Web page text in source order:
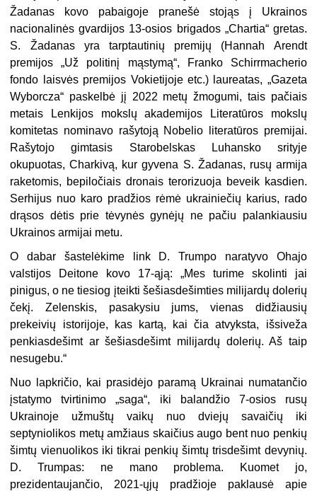
Žadanas kovo pabaigoje pranešė stojąs į Ukrainos
nacionalinės gvardijos 13-osios brigados „Chartia“ gretas.
S. Žadanas yra tarptautinių premijų (Hannah Arendt
premijos „Už politinį mąstymą“, Franko Schirrmacherio
fondo laisvės premijos Vokietijoje etc.) laureatas, „Gazeta
Wyborcza“ paskelbė jį 2022 metų žmogumi, tais pačiais
metais Lenkijos mokslų akademijos Literatūros mokslų
komitetas nominavo rašytoją Nobelio literatūros premijai.
Rašytojo gimtasis Starobelskas Luhansko srityje
okupuotas, Charkivą, kur gyvena S. Žadanas, rusų armija
raketomis, bepiločiais dronais terorizuoja beveik kasdien.
Serhijus nuo karo pradžios rėmė ukrainiečių karius, rado
drąsos dėtis prie tėvynės gynėjų ne pačiu palankiausiu
Ukrainos armijai metu.
O dabar šastelėkime link D. Trumpo naratyvo Ohajo
valstijos Deitone kovo 17-ąją: „Mes turime skolinti jai
pinigus, o ne tiesiog įteikti šešiasdešimties milijardų dolerių
čekį. Zelenskis, pasakysiu jums, vienas didžiausių
prekeivių istorijoje, kas kartą, kai čia atvyksta, išsiveža
penkiasdešimt ar šešiasdešimt milijardų dolerių. Aš taip
nesugebu.“
Nuo lapkričio, kai prasidėjo paramą Ukrainai numatančio
įstatymo tvirtinimo „saga“, iki balandžio 7-osios rusų
Ukrainoje užmuštų vaikų nuo dviejų savaičių iki
septyniolikos metų amžiaus skaičius augo bent nuo penkių
šimtų vienuolikos iki tikrai penkių šimtų trisdešimt devynių.
D. Trumpas: ne mano problema. Kuomet jo,
prezidentaujančio, 2021-ųjų pradžioje paklausė apie